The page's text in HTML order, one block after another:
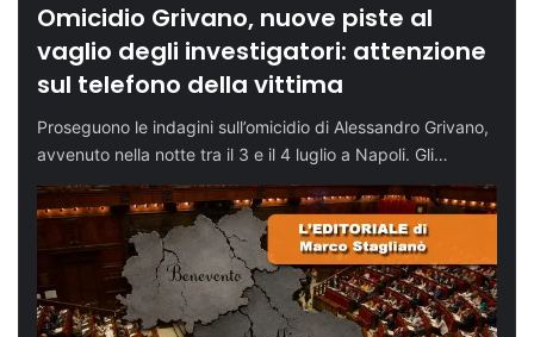
Omicidio Grivano, nuove piste al
vaglio degli investigatori: attenzione
sul telefono della vittima
Proseguono le indagini sull’omicidio di Alessandro Grivano,
avvenuto nella notte tra il 3 e il 4 luglio a Napoli. Gli…